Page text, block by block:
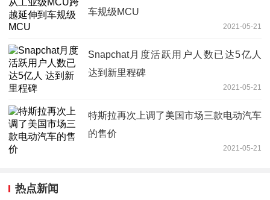
车规级MCU
2021-05-21
Snapchat月度活跃用户人数已达5亿人
达到新里程碑
2021-05-21
特斯拉再次上调了美国市场三款电动汽车
的售价
2021-05-21
热点新闻